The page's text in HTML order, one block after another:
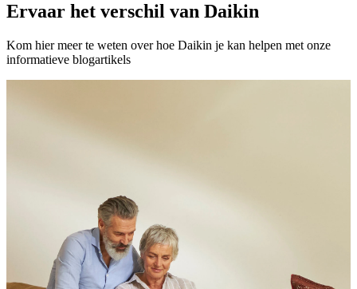
Ervaar het verschil van Daikin
Kom hier meer te weten over hoe Daikin je kan helpen met onze
informatieve blogartikels